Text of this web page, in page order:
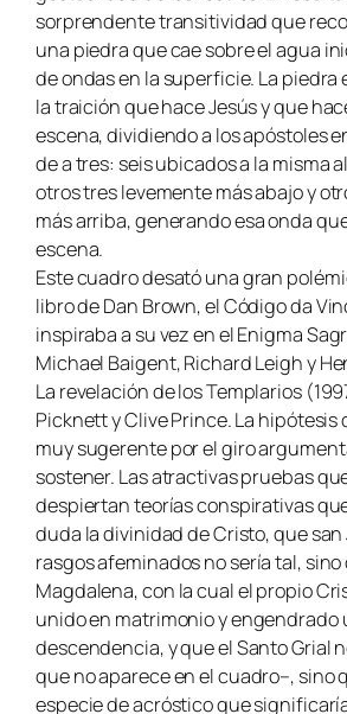
sorprendente transitividad que
una piedra que cae sobre el agua
de ondas en la superficie. La piedra
la traición que hace Jesús y que
escena, dividiendo a los apóstoles
de a tres: seis ubicados a la misma
otros tres levemente más abajo y
más arriba, generando esa onda
escena.
Este cuadro desató una gran
libro de Dan Brown, el Código da
inspiraba a su vez en el Enigma
Michael Baigent, Richard Leigh y
La revelación de los Templarios
Picknett y Clive Prince. La hipótesis
muy sugerente por el giro
sostener. Las atractivas pruebas
despiertan teorías conspirativas
duda la divinidad de Cristo, que san
rasgos afeminados no sería tal, sino
Magdalena, con la cual el propio
unido en matrimonio y engendrado
descendencia, y que el Santo Grial
que no aparece en el cuadro–, sino
especie de acróstico que